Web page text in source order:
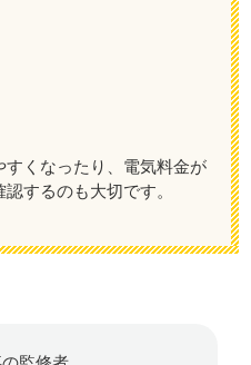
くなったり、電気料金が
するのも大切です。